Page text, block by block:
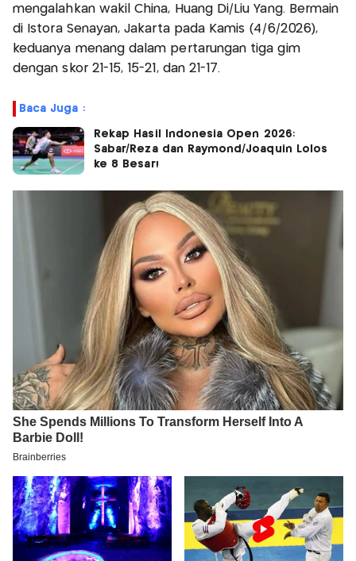
mengalahkan wakil China, Huang Di/Liu Yang. Bermain
di Istora Senayan, Jakarta pada Kamis (4/6/2026),
keduanya menang dalam pertarungan tiga gim
dengan skor 21-15, 15-21, dan 21-17.
Baca Juga :
Rekap Hasil Indonesia Open 2026:
Sabar/Reza dan Raymond/Joaquin Lolos
ke 8 Besar!